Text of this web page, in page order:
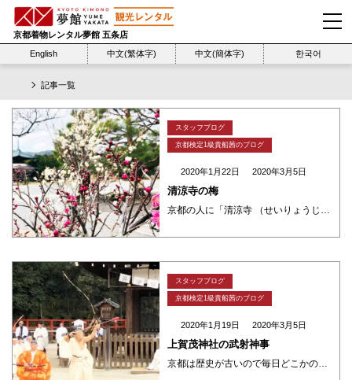
京都着物レンタル夢館 五条店
English
中文(繁体字) 中文(簡体字) 한국어
記事一覧
スタッフブログ
京都検定1級貴船茜のブログ
2020年1月22日 2020年3月5日
清涼寺の梅
京都の人に「清涼寺 （せいりょうじ） はどこですか？」と聞いたら「嵯峨釈迦堂（さがしゃかどう）のことやなぁ。」と言わはります。嵯峨にある釈迦堂として昔から親しまれているお寺です。 お寺になる以前は「源氏物語」で有名な「光 ・・・
スタッフブログ
京都検定1級貴船茜のブログ
2020年1月19日 2020年3月5日
上賀茂神社の武射神事
京都は歴史が古いので毎日どこかの社寺で行事をしたはります。 歴史が大好きな私は行事を見るのが大好きです。そんな1月の行事の1つに先日、初詣にいった上賀茂神社の「武射神事 （むしゃしんじ） 」があります。澄み切った境内で1 ・・・